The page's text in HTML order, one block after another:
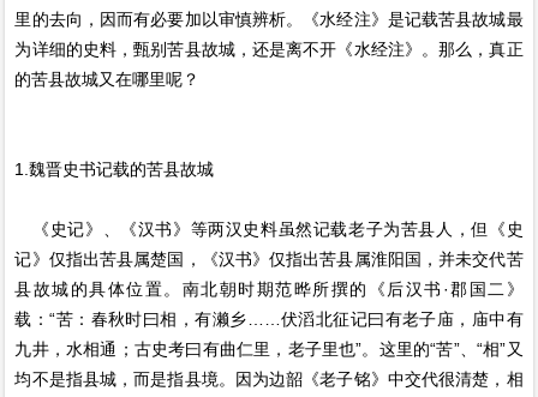
里的去向，因而有必要加以审慎辨析。《水经注》是记载苦县故城最
为详细的史料，甄别苦县故城，还是离不开《水经注》。那么，真正
的苦县故城又在哪里呢？
1.魏晋史书记载的苦县故城
《史记》、《汉书》等两汉史料虽然记载老子为苦县人，但《史
记》仅指出苦县属楚国，《汉书》仅指出苦县属淮阳国，并未交代苦
县故城的具体位置。南北朝时期范晔所撰的《后汉书·郡国二》
载：“苦：春秋时曰相，有濑乡……伏滔北征记曰有老子庙，庙中有
九井，水相通；古史考曰有曲仁里，老子里也”。这里的“苦”、“相”又
均不是指县城，而是指县境。因为边韶《老子铭》中交代很清楚，相